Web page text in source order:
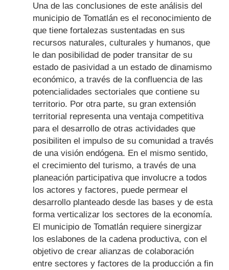
Body
Una de las conclusiones de este análisis del
municipio de Tomatlán es el reconocimiento de
que tiene fortalezas sustentadas en sus
recursos naturales, culturales y humanos, que
le dan posibilidad de poder transitar de su
estado de pasividad a un estado de dinamismo
económico, a través de la confluencia de las
potencialidades sectoriales que contiene su
territorio. Por otra parte, su gran extensión
territorial representa una ventaja competitiva
para el desarrollo de otras actividades que
posibiliten el impulso de su comunidad a través
de una visión endógena. En el mismo sentido,
el crecimiento del turismo, a través de una
planeación participativa que involucre a todos
los actores y factores, puede permear el
desarrollo planteado desde las bases y de esta
forma verticalizar los sectores de la economía.
El municipio de Tomatlán requiere sinergizar
los eslabones de la cadena productiva, con el
objetivo de crear alianzas de colaboración
entre sectores y factores de la producción a fin